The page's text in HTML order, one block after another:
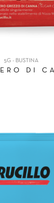
5G - BUSTINA
DI